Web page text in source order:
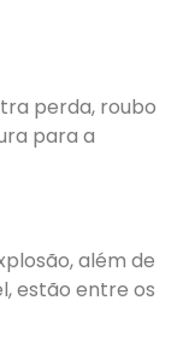
perda, roubo
para a
além de
estão entre os